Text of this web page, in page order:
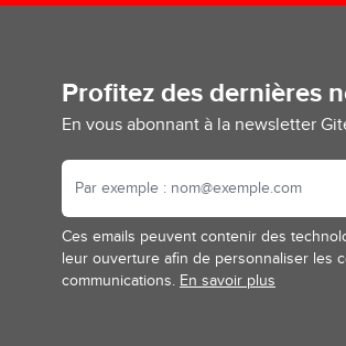
Profitez des dernières
En vous abonnant à la newsletter
Ces emails peuvent contenir des
leur ouverture afin de personnaliser les
communications. En savoir plus